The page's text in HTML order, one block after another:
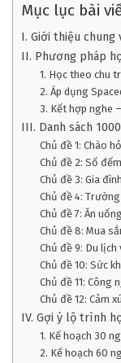
Mục lục bài
I. Giới thiệu
II. Phương pháp
1. Học theo chu
2. Áp dụng
3. Kết hợp nghe
III. Danh sách
Chủ đề 1: Chào
Chủ đề 2: Số
Chủ đề 3: Gia
Chủ đề 4:
Chủ đề 7: Ăn
Chủ đề 8: Mua
Chủ đề 9: Du
Chủ đề 10: Sức
Chủ đề 11: Công
Chủ đề 12: Cảm
IV. Gợi ý lộ trình
1. Kế hoạch 30
2. Kế hoạch 60